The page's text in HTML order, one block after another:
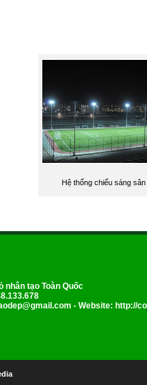
Hệ thống chiếu sáng sân
nhân tạo Toàn Quốc
- Website: http://